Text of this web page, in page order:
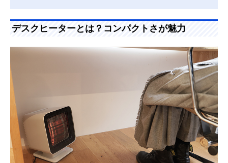
デスクヒーターとは？コンパクトさが魅力